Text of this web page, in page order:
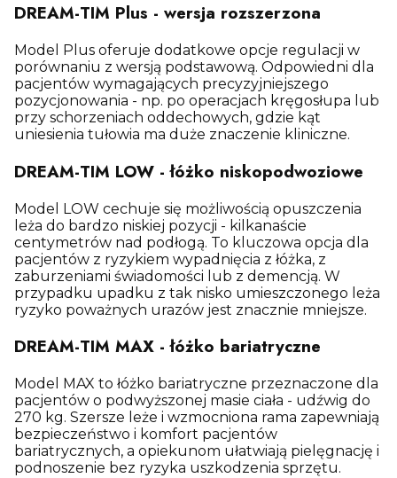
DREAM-TIM Plus - wersja rozszerzona
Model Plus oferuje dodatkowe opcje regulacji w
porównaniu z wersją podstawową. Odpowiedni dla
pacjentów wymagających precyzyjniejszego
pozycjonowania - np. po operacjach kręgosłupa lub
przy schorzeniach oddechowych, gdzie kąt
uniesienia tułowia ma duże znaczenie kliniczne.
DREAM-TIM LOW - łóżko niskopodwoziowe
Model LOW cechuje się możliwością opuszczenia
leża do bardzo niskiej pozycji - kilkanaście
centymetrów nad podłogą. To kluczowa opcja dla
pacjentów z ryzykiem wypadnięcia z łóżka, z
zaburzeniami świadomości lub z demencją. W
przypadku upadku z tak nisko umieszczonego leża
ryzyko poważnych urazów jest znacznie mniejsze.
DREAM-TIM MAX - łóżko bariatryczne
Model MAX to łóżko bariatryczne przeznaczone dla
pacjentów o podwyższonej masie ciała - udźwig do
270 kg. Szersze leże i wzmocniona rama zapewniają
bezpieczeństwo i komfort pacjentów
bariatrycznych, a opiekunom ułatwiają pielęgnację i
podnoszenie bez ryzyka uszkodzenia sprzętu.